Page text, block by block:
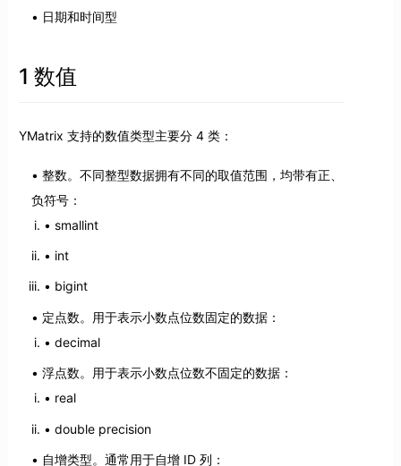
日期和时间型
1 数值
YMatrix 支持的数值类型主要分 4 类：
整数。不同整型数据拥有不同的取值范围，均带有正、
负符号：
smallint
int
bigint
定点数。用于表示小数点位数固定的数据：
decimal
浮点数。用于表示小数点位数不固定的数据：
real
double precision
自增类型。通常用于自增 ID 列：